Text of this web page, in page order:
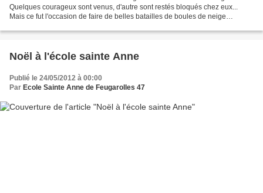
Quelques courageux sont venus, d'autre sont restés bloqués chez eux...
Mais ce fut l'occasion de faire de belles batailles de boules de neige
Noël à l'école sainte Anne
Publié le 24/05/2012 à 00:00
Par Ecole Sainte Anne de Feugarolles 47